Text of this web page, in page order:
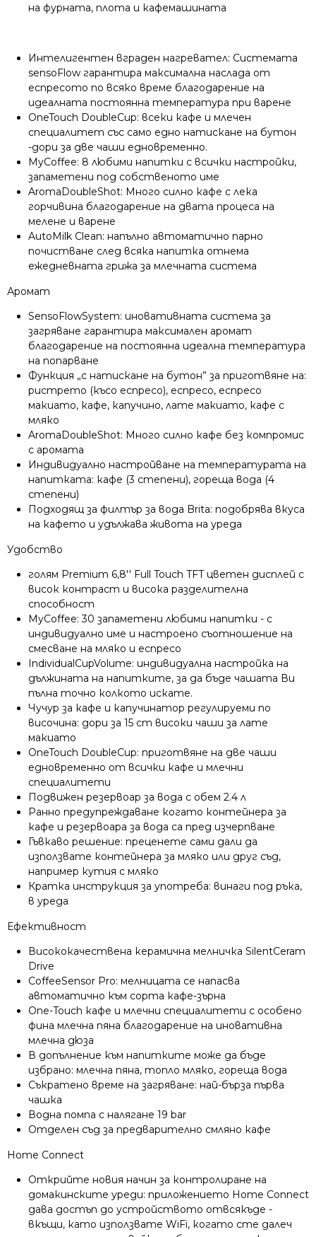
на фурната, плота и кафемашината
Интелигентен вграден нагревател: Системата
sensoFlow гарантира максимална наслада от
еспресото по всяко време благодарение на
идеалната постоянна температура при варене
OneTouch DoubleCup: всеки кафе и млечен
специалитет със само едно натискане на бутон
-дори за две чаши едновременно.
MyCoffee: 8 любими напитки с всички настройки,
запаметени под собственото име
AromaDoubleShot: Много силно кафе с лека
горчивина благодарение на двата процеса на
мелене и варене
AutoMilk Clean: напълно автоматично парно
почистване след всяка напитка отнема
ежедневната грижа за млечната система
Аромат
SensoFlowSystem: иновативната система за
загряване гарантира максимален аромат
благодарение на постоянна идеална температура
на попарване
Функция „с натискане на бутон” за приготвяне на:
ристрето (късо еспресо), еспресо, еспресо
макиато, кафе, капучино, лате макиато, кафе с
мляко
AromaDoubleShot: Много силно кафе без компромис
с аромата
Индивидуално настройване на температурата на
напитката: кафе (3 степени), гореща вода (4
степени)
Подходящ за филтър за вода Brita: подобрява вкуса
на кафето и удължава живота на уреда
Удобство
голям Premium 6,8'' Full Touch TFT цветен дисплей с
висок контраст и висока разделителна
способност
MyCoffee: 30 запаметени любими напитки - с
индивидуално име и настроено съотношение на
смесване на мляко и еспресо
IndividualCupVolume: индивидуална настройка на
дължината на напитките, за да бъде чашата Ви
пълна точно колкото искате.
Чучур за кафе и капучинатор регулируеми по
височина: дори за 15 cm високи чаши за лате
макиато
OneTouch DoubleCup: приготвяне на две чаши
едновременно от всички кафе и млечни
специалитети
Подвижен резервоар за вода с обем 2.4 л
Ранно предупреждаване когато контейнера за
кафе и резервоара за вода са пред изчерпване
Гъвкаво решение: преценете сами дали да
използвате контейнера за мляко или друг съд,
например кутия с мляко
Кратка инструкция за употреба: винаги под ръка,
в уреда
Ефективност
Висококачествена керамична мелничка SilentCeram
Drive
CoffeeSensor Pro: мелницата се напасва
автоматично към сорта кафе-зърна
One-Touch кафе и млечни специалитети с особено
фина млечна пяна благодарение на иновативна
млечна дюза
В допълнение към напитките може да бъде
избрано: млечна пяна, топло мляко, гореща вода
Съкратено време на загряване: най-бърза първа
чашка
Водна помпа с налягане 19 bar
Отделен съд за предварително смляно кафе
Home Connect
Открийте новия начин за контролиране на
домакинските уреди: приложението Home Connect
дава достъп до устройството отвсякъде -
вкъщи, като използвате WiFi, когато сте далеч